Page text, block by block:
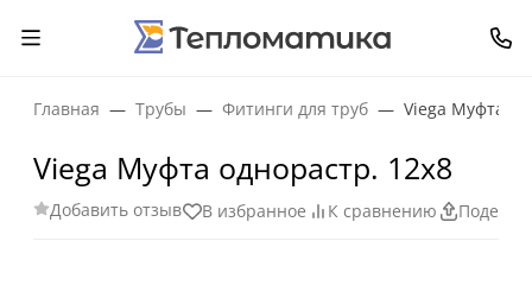
Главная Трубы Фитинги для труб Viega Муфта
Viega Муфта однорастр. 12х8
Добавить отзыв В избранное К сравнению